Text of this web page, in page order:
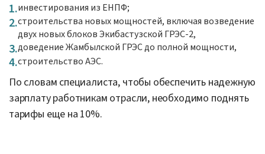
инвестирования из ЕНПФ;
строительства новых мощностей, включая возведение
двух новых блоков Экибастузской ГРЭС-2,
доведение Жамбылской ГРЭС до полной мощности,
строительство АЭС.
По словам специалиста, чтобы обеспечить надежную
зарплату работникам отрасли, необходимо поднять
тарифы еще на 10%.